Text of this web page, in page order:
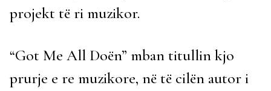
projekt të ri muzikor.
“Got Me All Doën” mban titullin kjo
prurje e re muzikore, në të cilën autor i